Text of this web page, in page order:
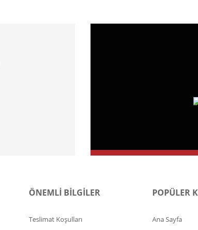
ÖNEMLİ BİLGİLER
Teslimat Koşulları
POPÜLER
Ana Sayfa